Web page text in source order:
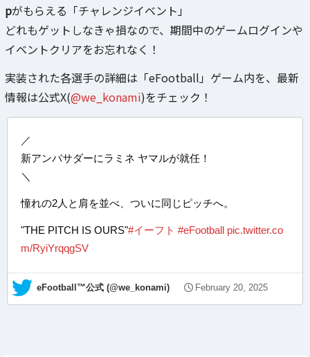
pがもらえる「チャレンジイベント」
どれもゲットしなきゃ損なので、期間中のゲームログインや
イベントクリアをお忘れなく！
実装された各選手の詳細は「eFootball」ゲーム内を、最新
情報は公式X(@we_konami)をチェック！
／
新アンバサダーにラミネ ヤマルが就任！
＼
憧れの2人と肩を並べ、ついに同じピッチへ。
"THE PITCH IS OURS"#イーフト #eFootball pic.twitter.co
m/RyiYrqqgSV
— eFootball™公式 (@we_konami) February 20, 2025